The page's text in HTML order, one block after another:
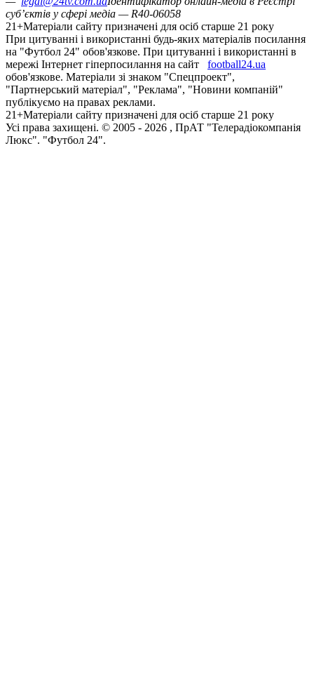
суб’єктів у сфері медіа — R40-06058
21+Матеріали сайту призначені для осіб старше 21 року
При цитуванні і використанні будь-яких матеріалів посилання
на "Футбол 24" обов'язкове. При цитуванні і використанні в
мережі Інтернет гіперпосилання на сайт
football24.ua
обов'язкове. Матеріали зі знаком "Спецпроект",
"Партнерський матеріал", "Реклама", "Новини компаній"
публікуємо на правах реклами.
21+Матеріали сайту призначені для осіб старше 21 року
Усi права захищенi. © 2005 - 2026 , ПрАТ "Телерадіокомпанія
Люкс". "Футбол 24".